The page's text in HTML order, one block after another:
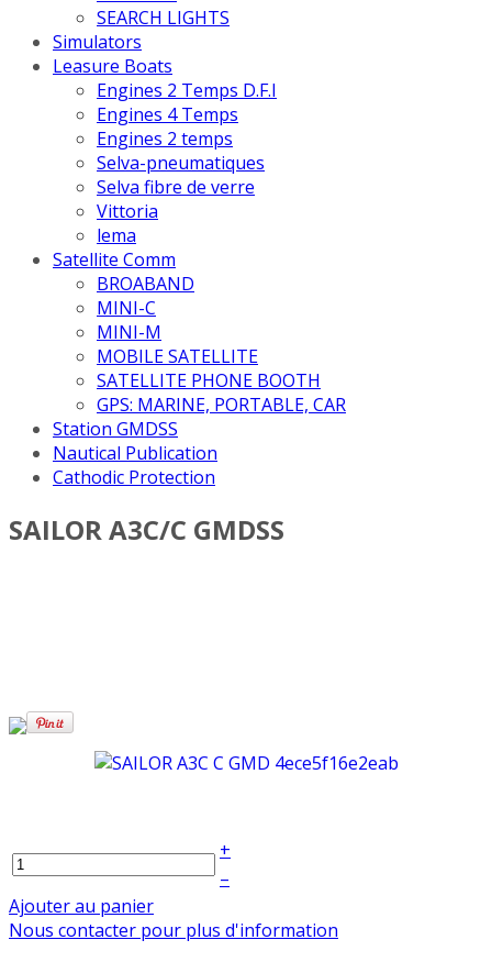
SEARCH LIGHTS
Simulators
Leasure Boats
Engines 2 Temps D.F.I
Engines 4 Temps
Engines 2 temps
Selva-pneumatiques
Selva fibre de verre
Vittoria
lema
Satellite Comm
BROABAND
MINI-C
MINI-M
MOBILE SATELLITE
SATELLITE PHONE BOOTH
GPS: MARINE, PORTABLE, CAR
Station GMDSS
Nautical Publication
Cathodic Protection
SAILOR A3C/C GMDSS
+
–
Ajouter au panier
Nous contacter pour plus d'information